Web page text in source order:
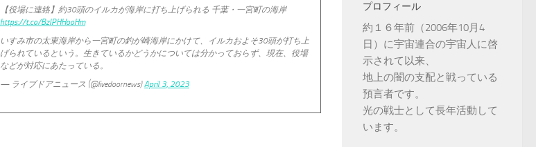
【役場に連絡】約30頭のイルカが海岸に打ち上げられる 千葉・一宮町の海岸
https://t.co/BzIPHHooHm
いすみ市の太東海岸から一宮町の釣が崎海岸にかけて、イルカおよそ30頭が打ち上
げられているという。生きているかどうかについては分かっておらず、現在、役場
などが対応にあたっている。
— ライブドアニュース (@livedoornews)April 3, 2023
プロフィール
約１６年前（2006年10月4
日）に宇宙連合の宇宙人に啓
示されて以来、
地上の闇の支配と戦っている
預言者です。
光の戦士として長年活動して
います。